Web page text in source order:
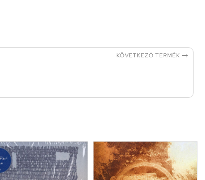
KÖVETKEZŐ TERMÉK 